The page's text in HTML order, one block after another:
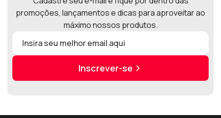
promoções, lançamentos e dicas para aproveitar ao
máximo nossos produtos.
Inscrever-se